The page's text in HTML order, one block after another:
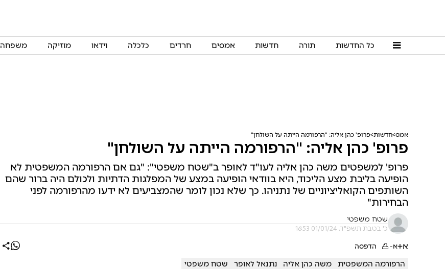
כל החדשות תורה חדשות אמסים חרדים כלכלה וידאו מוזיקה משפחה
אמס חדשות פרופ' כהן אליה: "הרפורמה הייתה על השולחן"
פרופ' כהן אליה: "הרפורמה הייתה על השולחן"
פרופ' למשפטים משה כהן אליה לעו"ד לאופר ב"שטח משפטי": "גם אם הרפורמה המשפטית לא
הופיעה בליבת מצע הליכוד, היא בוודאי הופיעה במצע של המפלגות הדתיות ולכולם היה ברור שהם
השותפים הקואליציוניים של נתניהו. כך שלא נכון לומר שהמצביעים לא ידעו מהרפורמה לפני
הבחירות"
שטח משפטי
כ' בטבת תשפ"ד, 01/01/24 16:53
א+א- הדפסה
הרפורמה המשפטית משה כהן אליה נתנאל לאופר שטח משפטי